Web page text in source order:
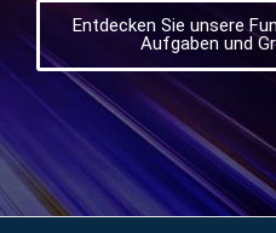
Entdecken Sie unsere
Aufgaben und